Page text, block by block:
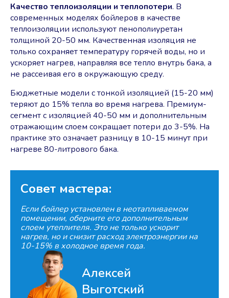
Качество теплоизоляции и теплопотери. В
современных моделях бойлеров в качестве
теплоизоляции используют пенополиуретан
толщиной 20-50 мм. Качественная изоляция не
только сохраняет температуру горячей воды, но и
ускоряет нагрев, направляя все тепло внутрь бака, а
не рассеивая его в окружающую среду.
Бюджетные модели с тонкой изоляцией (15-20 мм)
теряют до 15% тепла во время нагрева. Премиум-
сегмент с изоляцией 40-50 мм и дополнительным
отражающим слоем сокращает потери до 3-5%. На
практике это означает разницу в 10-15 минут при
нагреве 80-литрового бака.
Совет мастера:
Если бойлер установлен в неотапливаемом
помещении, оберните его дополнительным
слоем утеплителя. Это не только ускорит
нагрев, но и снизит расход электроэнергии на
10-15% в холодное время года.
Алексей
Выготский